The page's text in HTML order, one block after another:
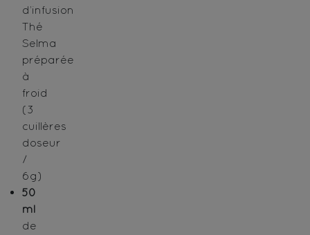
d’infusion
Thé
Selma
préparée
à
froid
(3
cuillères
doseur
/
6g)
50
ml
de